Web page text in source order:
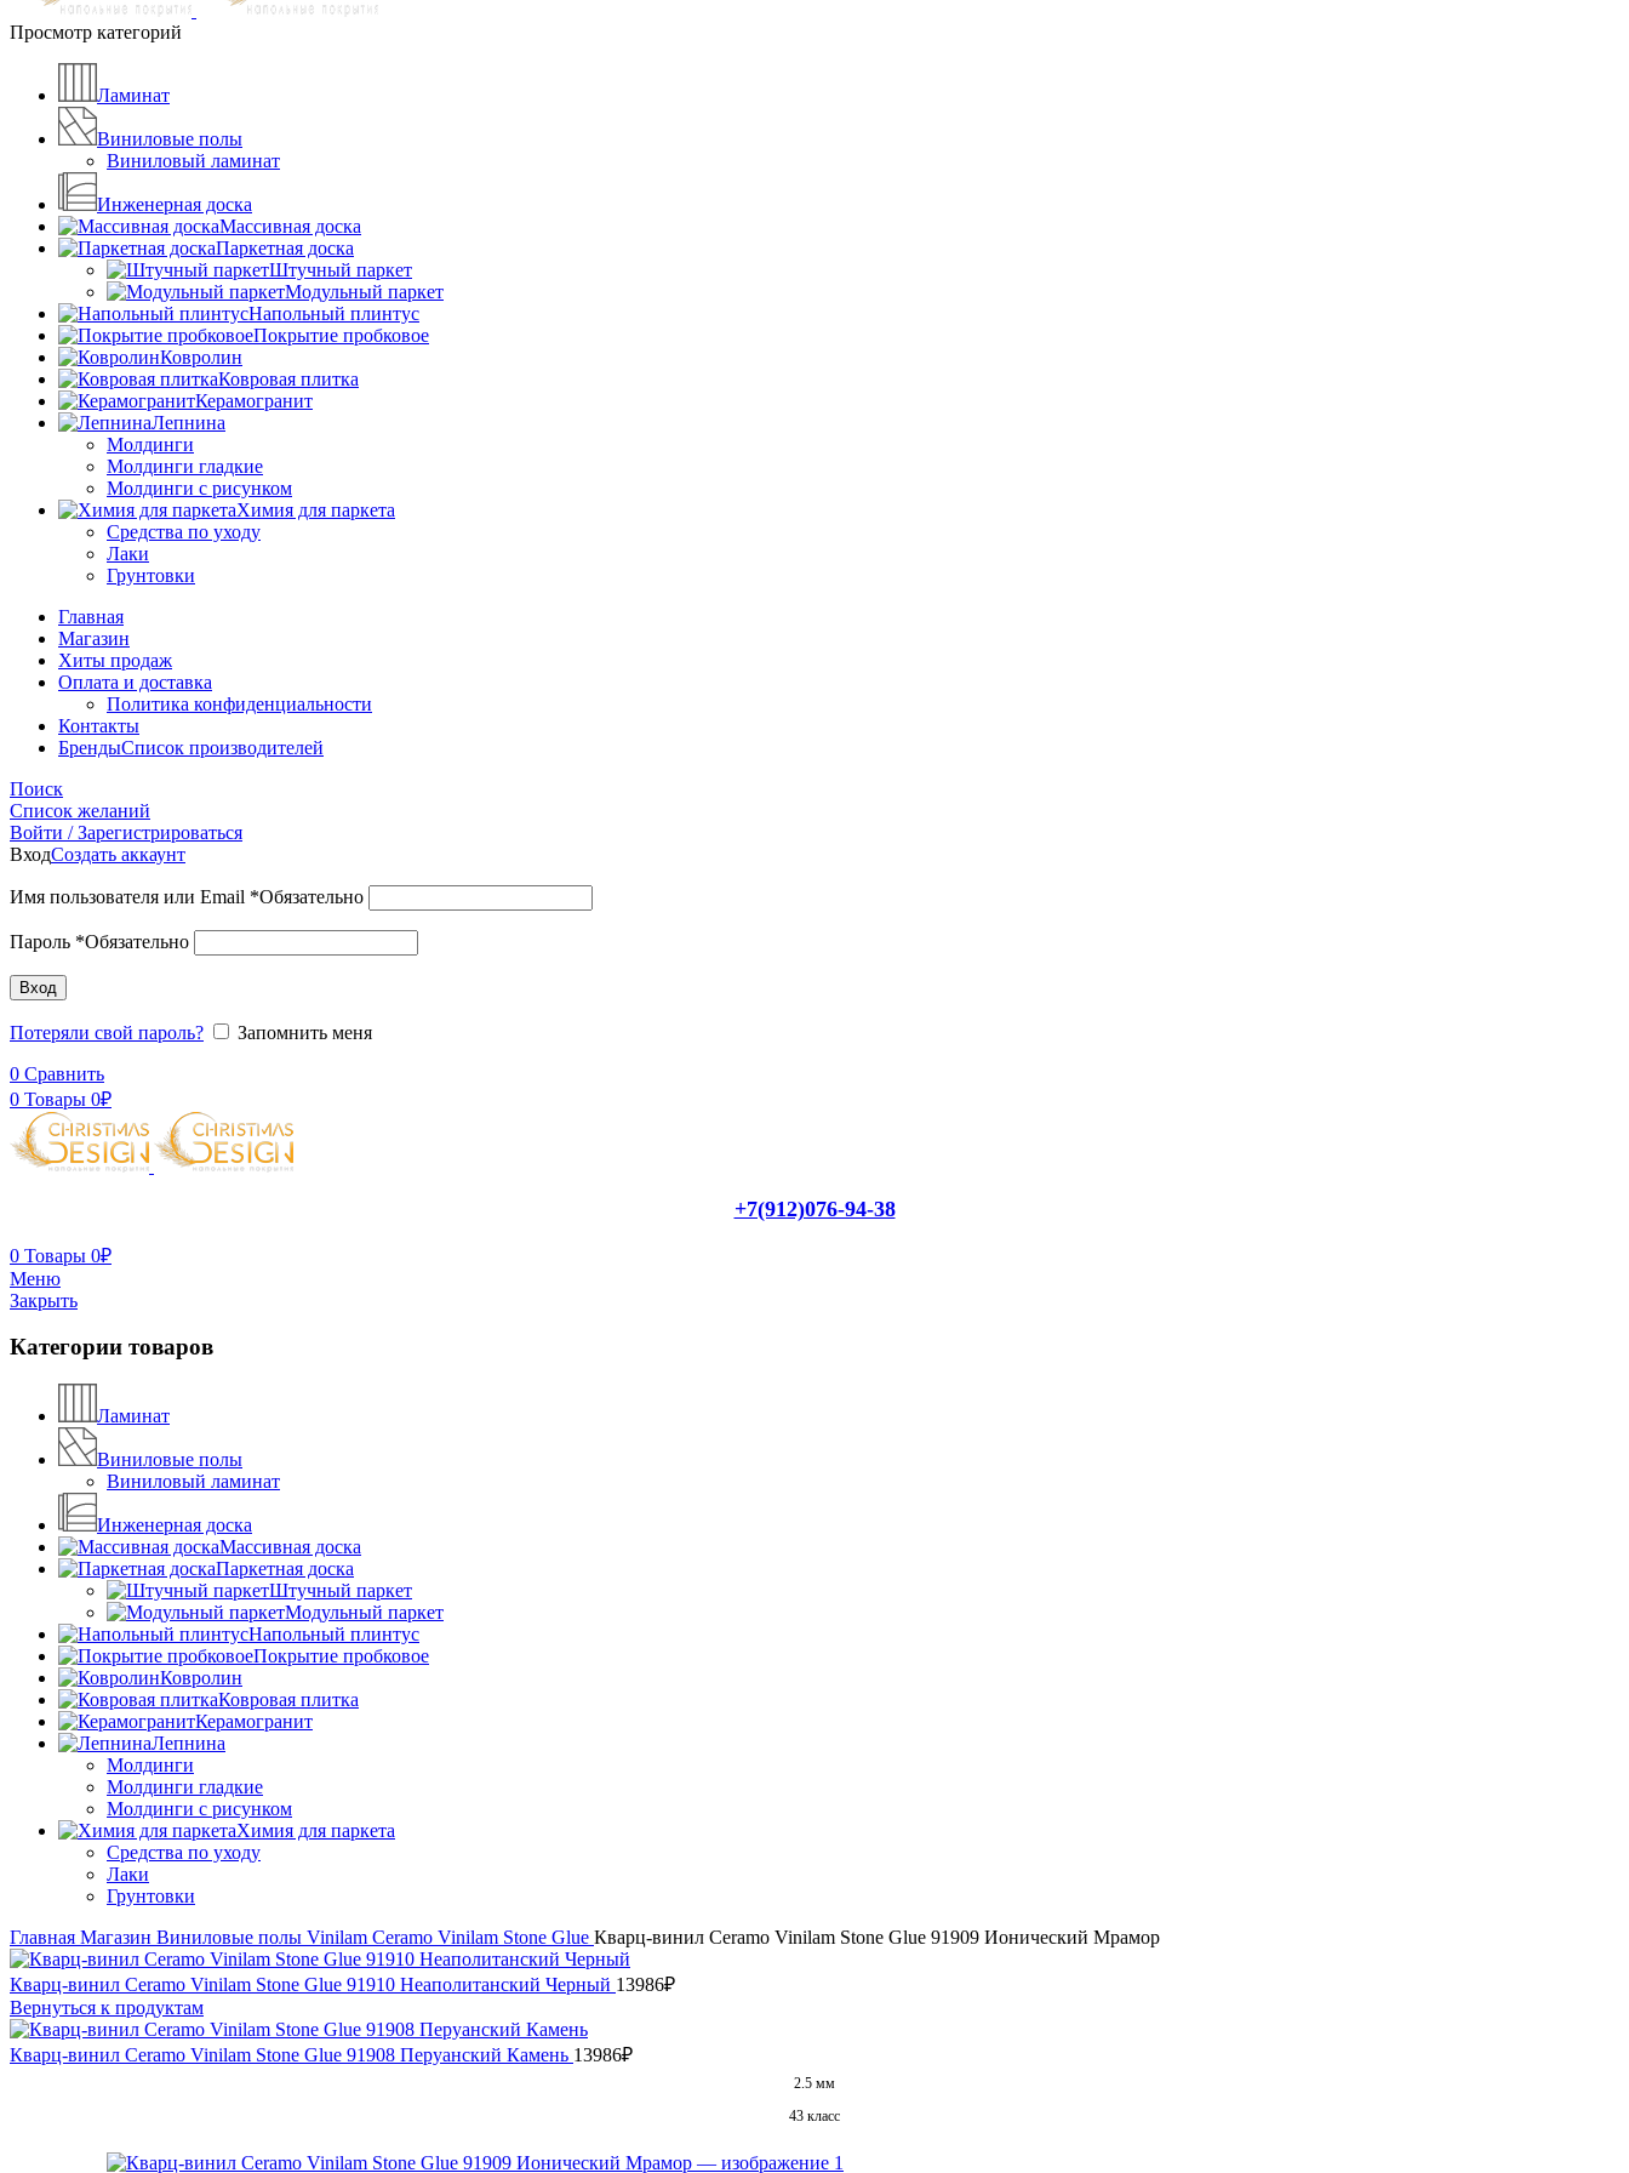
Просмотр категорий
Ламинат
Виниловые полы
Виниловый ламинат
Инженерная доска
Массивная доска
Паркетная доска
Штучный паркет
Модульный паркет
Напольный плинтус
Покрытие пробковое
Ковролин
Ковровая плитка
Керамогранит
Лепнина
Молдинги
Молдинги гладкие
Молдинги с рисунком
Химия для паркета
Средства по уходу
Лаки
Грунтовки
Главная
Магазин
Хиты продаж
Оплата и доставка
Политика конфиденциальности
Контакты
БрендыСписок производителей
Поиск
Список желаний
Войти / Зарегистрироваться
ВходСоздать аккаунт
Имя пользователя или Email *Обязательно
Пароль *Обязательно
Вход
Потеряли свой пароль?
Запомнить меня
0 Сравнить
0 Товары 0₽
+7(912)076-94-38
0 Товары 0₽
Меню
Закрыть
Категории товаров
Ламинат
Виниловые полы
Виниловый ламинат
Инженерная доска
Массивная доска
Паркетная доска
Штучный паркет
Модульный паркет
Напольный плинтус
Покрытие пробковое
Ковролин
Ковровая плитка
Керамогранит
Лепнина
Молдинги
Молдинги гладкие
Молдинги с рисунком
Химия для паркета
Средства по уходу
Лаки
Грунтовки
Главная Магазин Виниловые полы Vinilam Ceramo Vinilam Stone Glue Кварц-винил Ceramo Vinilam Stone Glue 91909 Ионический Мрамор
Кварц-винил Ceramo Vinilam Stone Glue 91910 Неаполитанский Черный 13986₽
Вернуться к продуктам
Кварц-винил Ceramo Vinilam Stone Glue 91908 Перуанский Камень 13986₽
2.5 мм
43 класс